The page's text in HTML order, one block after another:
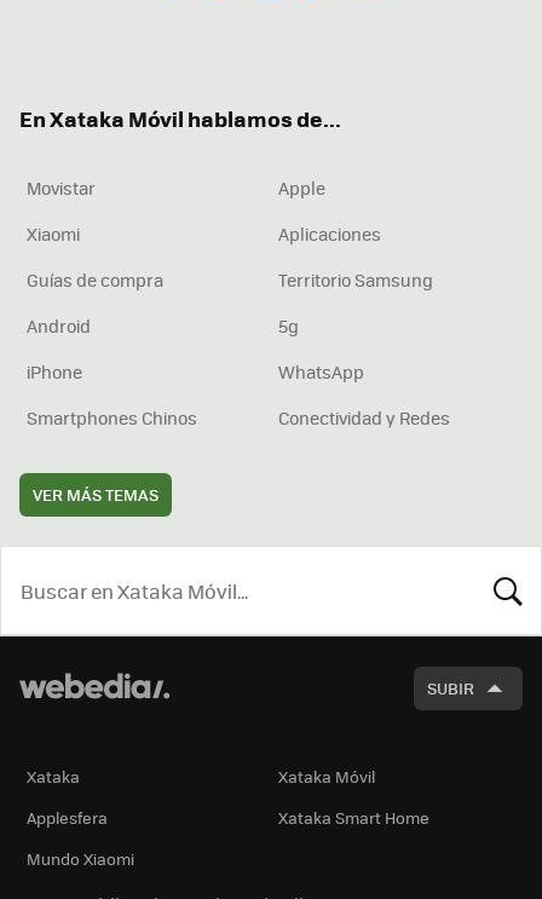
En Xataka Móvil hablamos de...
Movistar
Apple
Xiaomi
Aplicaciones
Guías de compra
Territorio Samsung
Android
5g
iPhone
WhatsApp
Smartphones Chinos
Conectividad y Redes
VER MÁS TEMAS
SUBIR
Xataka
Xataka Móvil
Applesfera
Xataka Smart Home
Mundo Xiaomi